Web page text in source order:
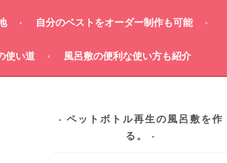
自分のベストをオーダー制作も可能
使い道 風呂敷の便利な使い方も紹介
ペットボトル再生の風呂敷を作
る。